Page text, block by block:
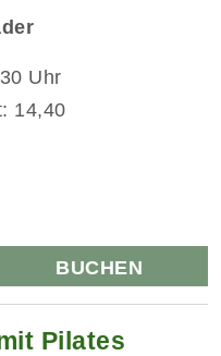
Uhr
14,40
BUCHEN
Pilates